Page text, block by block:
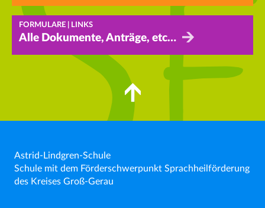
FORMULARE | LINKS
Alle Dokumente, Anträge, etc…
Astrid-Lindgren-Schule
Schule mit dem Förderschwerpunkt Sprachheilförderung
des Kreises Groß-Gerau